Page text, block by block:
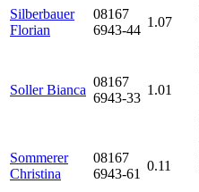
Silberbauer
Florian
08167
6943-44
1.07
Soller Bianca
08167
6943-33
1.01
Sommerer
Christina
08167
6943-61
0.11